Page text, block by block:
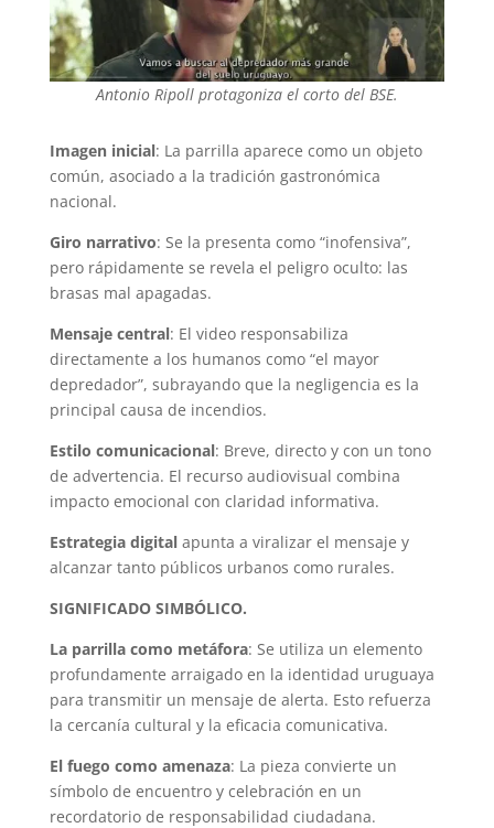
Antonio Ripoll protagoniza el corto del BSE.
Imagen inicial: La parrilla aparece como un objeto
común, asociado a la tradición gastronómica
nacional.
Giro narrativo: Se la presenta como “inofensiva”,
pero rápidamente se revela el peligro oculto: las
brasas mal apagadas.
Mensaje central: El video responsabiliza
directamente a los humanos como “el mayor
depredador”, subrayando que la negligencia es la
principal causa de incendios.
Estilo comunicacional: Breve, directo y con un tono
de advertencia. El recurso audiovisual combina
impacto emocional con claridad informativa.
Estrategia digital apunta a viralizar el mensaje y
alcanzar tanto públicos urbanos como rurales.
SIGNIFICADO SIMBÓLICO.
La parrilla como metáfora: Se utiliza un elemento
profundamente arraigado en la identidad uruguaya
para transmitir un mensaje de alerta. Esto refuerza
la cercanía cultural y la eficacia comunicativa.
El fuego como amenaza: La pieza convierte un
símbolo de encuentro y celebración en un
recordatorio de responsabilidad ciudadana.